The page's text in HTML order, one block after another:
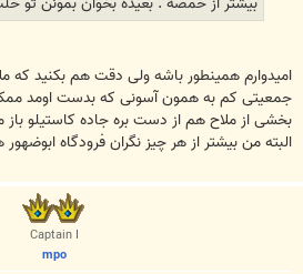
امیدوارم همینطور باشه ولی دقت هم بکنید که
جمعیتی کم به همون آسونی که بدست اومد
بخشی از ملاح هم از دست بره جاده کاستیلو باز
البته من بیشتر از هر چیز نگران فرودگاه
Captain I
mpo